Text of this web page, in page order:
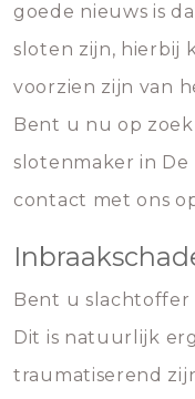
goede nieuws is
sloten zijn, hierbij
voorzien zijn van
Bent u nu op
slotenmaker in De
contact met ons
Bent u slachtoffer
Dit is natuurlijk
traumatiserend